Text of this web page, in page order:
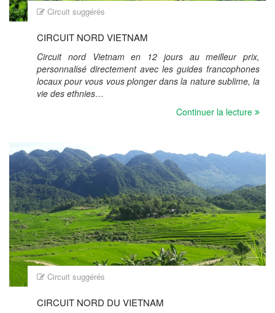
Circuit suggérés
CIRCUIT NORD VIETNAM
Circuit nord Vietnam en 12 jours au meilleur prix,
personnalisé directement avec les guides francophones
locaux pour vous vous plonger dans la nature sublime, la
vie des ethnies…
Continuer la lecture
Circuit suggérés
CIRCUIT NORD DU VIETNAM